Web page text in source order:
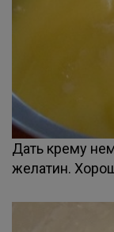
Дать крему
желатин.